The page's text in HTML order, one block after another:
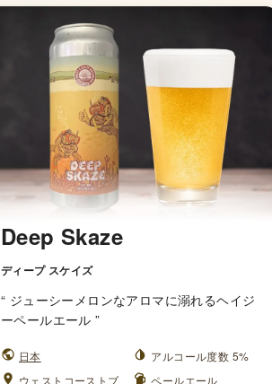
Deep Skaze
ディープ スケイズ
“ ジューシーメロンなアロマに溺れるヘイジ
ーペールエール ”
日本
アルコール度数 5%
ウェストコーストブ
ペールエール